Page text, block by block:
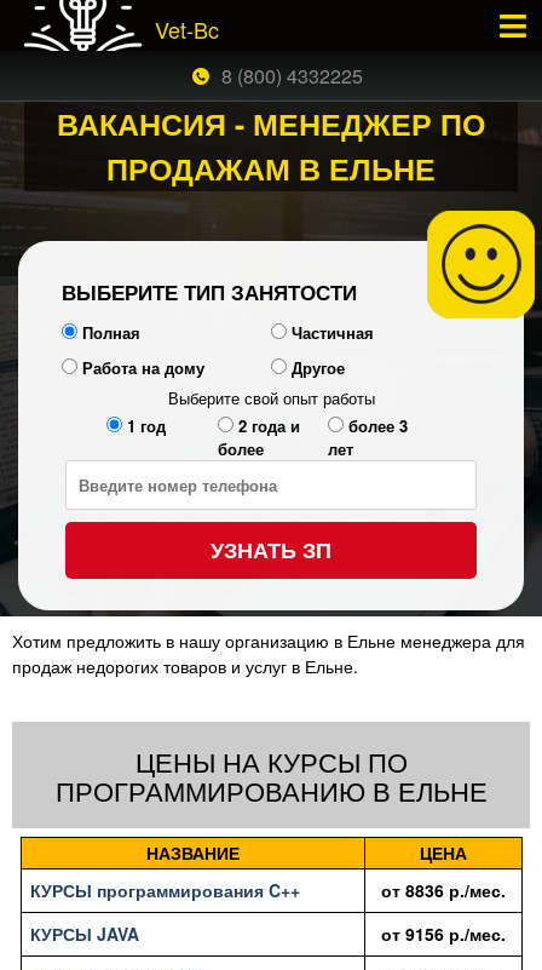
Vet-Bc
8 (800) 4332225
ВАКАНСИЯ - МЕНЕДЖЕР ПО
ПРОДАЖАМ В ЕЛЬНЕ
ВЫБЕРИТЕ ТИП ЗАНЯТОСТИ
Полная
Частичная
Работа на дому
Другое
Выберите свой опыт работы
1 год
2 года и
более
более 3
лет
УЗНАТЬ ЗП
Хотим предложить в нашу организацию в Ельне менеджера для
продаж недорогих товаров и услуг в Ельне.
ЦЕНЫ НА КУРСЫ ПО
ПРОГРАММИРОВАНИЮ В ЕЛЬНЕ
НАЗВАНИЕ
ЦЕНА
КУРСЫ программирования C++
от 8836 р./мес.
КУРСЫ JAVA
от 9156 р./мес.
ЗАКАЗАТЬ БЕСПЛАТНЫЙ ЗВОНОК ×